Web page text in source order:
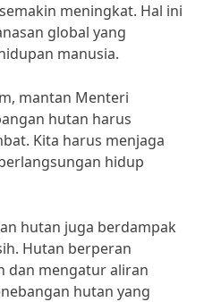
meningkat. Hal ini
global yang
manusia.
mantan Menteri
hutan harus
Kita harus menjaga
hidup
hutan juga berdampak
Hutan berperan
dan mengatur aliran
hutan yang